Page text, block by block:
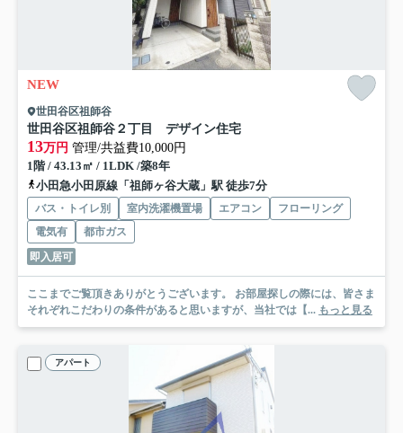
NEW
世田谷区祖師谷
世田谷区祖師谷２丁目 デザイン住宅
13万円 管理/共益費10,000円
1階 / 43.13㎡ / 1LDK /築8年
小田急小田原線「祖師ヶ谷大蔵」駅 徒歩7分
バス・トイレ別 室内洗濯機置場 エアコン
フローリング
電気有
都市ガス
即入居可
ここまでご覧頂きありがとうございます。 お部屋探しの際には、皆さま
それぞれこだわりの条件があると思いますが、当社では【... もっと見る
アパート